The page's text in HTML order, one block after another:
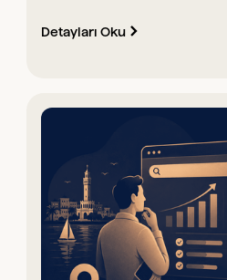
Detayları Oku